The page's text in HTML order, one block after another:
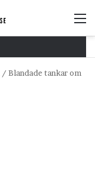
/ Blandade tankar om